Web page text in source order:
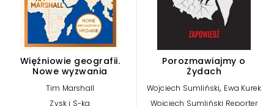
Więźniowie geografii.
Nowe wyzwania
Tim Marshall
Zysk i S-ka
Porozmawiajmy o
Żydach
Wojciech Sumliński, Ewa Kurek
Wojciech Sumliński Reporter